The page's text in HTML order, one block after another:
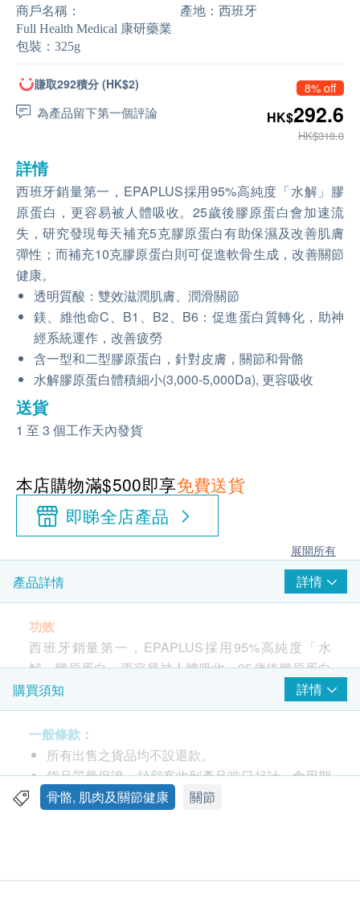
商戶名稱：
Full Health Medical 康研藥業
產地： 西班牙
包裝： 325g
賺取292積分 (HK$2)
為產品留下第一個評論
8% off
HK$292.6
HK$318.0
詳情
西班牙銷量第一，EPAPLUS採用95%高純度「水解」膠
原蛋白，更容易被人體吸收。25歲後膠原蛋白會加速流
失，研究發現每天補充5克膠原蛋白有助保濕及改善肌膚
彈性；而補充10克膠原蛋白則可促進軟骨生成，改善關節
健康。
透明質酸：雙效滋潤肌膚、潤滑關節
鎂、維他命C、B1、B2、B6：促進蛋白質轉化，助神
經系統運作，改善疲勞
含一型和二型膠原蛋白，針對皮膚，關節和骨骼
水解膠原蛋白體積細小(3,000-5,000Da), 更容吸收
送貨
1 至 3 個工作天內發貨
本店購物滿$500即享免費送貨
即睇全店產品
展開所有
產品詳情 詳情
功效
西班牙銷量第一，EPAPLUS採用95%高純度「水
解」膠原蛋白，更容易被人體吸收。25歲後膠原蛋白
會加速流失，研究發現每天補充5克膠原蛋白有助保
濕及改善肌膚彈性；而補充10克膠原蛋白則可促進軟
骨生成，改善關節健康。
透明質酸：雙效滋潤肌膚、潤滑關節
鎂、維他命C、B1、B2、B6：促進蛋白質轉化，
助神經系統運作，改善疲勞
含一型和二型膠原蛋白，針對皮膚，關節和骨骼
購買須知 詳情
一般條款：
所有出售之貨品均不設退款。
貨品質量保證，於顧客收到產品當日起計，食用期
應最少有6個月或以上，特別標示到期日除外
骨骼, 肌肉及關節健康 關節